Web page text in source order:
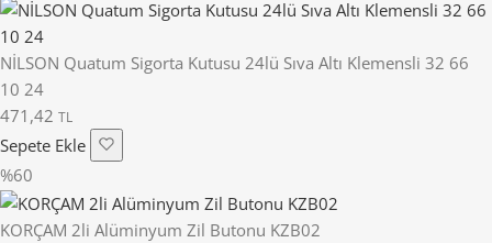
NİLSON Quatum Sigorta Kutusu 24lü Sıva Altı Klemensli 32 66
10 24
471,42 TL
Sepete Ekle
%60
KORÇAM 2li Alüminyum Zil Butonu KZB02